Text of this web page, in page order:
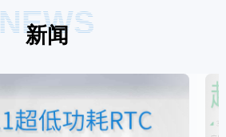
NEWS
新闻